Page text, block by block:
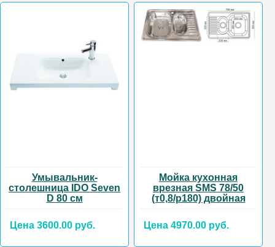
Умывальник-
столешница IDO Seven
D 80 см
Цена 3600.00 руб.
Мойка кухонная
врезная SMS 78/50
(т0,8/р180) двойная
Цена 4970.00 руб.